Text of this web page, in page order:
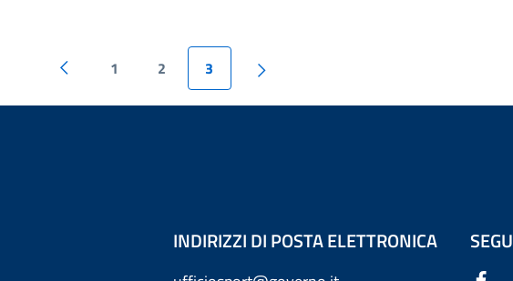
1 2 3
INDIRIZZI DI POSTA ELETTRONICA